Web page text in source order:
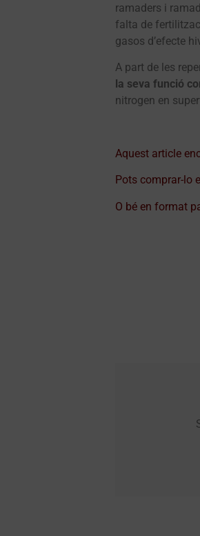
ramaders i
falta de
gasos d’efecte
A part de les
la seva funció
nitrogen en
Aquest article
Pots comprar-lo
O bé en format